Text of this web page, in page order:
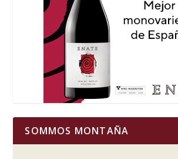
SOMMOS MONTAÑA